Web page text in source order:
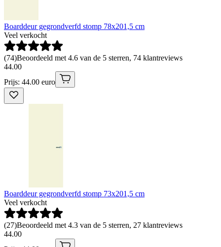
Boarddeur gegrondverfd stomp 78x201,5 cm
Veel verkocht
(74)Beoordeeld met 4.6 van de 5 sterren, 74 klantreviews
44.00
Prijs: 44.00 euro
Boarddeur gegrondverfd stomp 73x201,5 cm
Veel verkocht
(27)Beoordeeld met 4.3 van de 5 sterren, 27 klantreviews
44.00